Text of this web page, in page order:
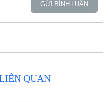
GỬI BÌNH LUẬN
QUAN